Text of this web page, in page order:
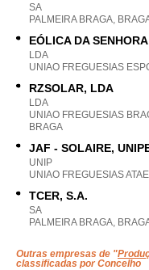
SA
PALMEIRA BRAGA,
EÓLICA DA
LDA
UNIAO FREGUESIAS
RZSOLAR, LDA
LDA
UNIAO FREGUESIAS
BRAGA
JAF - SOLAIRE,
UNIP
UNIAO FREGUESIAS
TCER, S.A.
SA
PALMEIRA BRAGA,
Outras empresas de "
classificadas por Concelho